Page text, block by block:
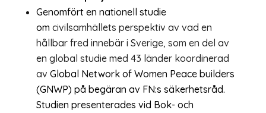
Genomfört en nationell studie
om civilsamhällets perspektiv av vad en
hållbar fred innebär i Sverige, som en del av
en global studie med 43 länder koordinerad
av Global Network of Women Peace builders
(GNWP) på begäran av FN:s säkerhetsråd.
Studien presenterades vid Bok- och